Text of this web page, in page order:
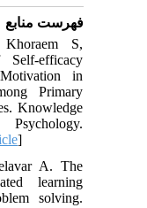
فهرست منابع
S,
Self-efficacy
in
Primary
Knowledge
A. The
learning
solving.